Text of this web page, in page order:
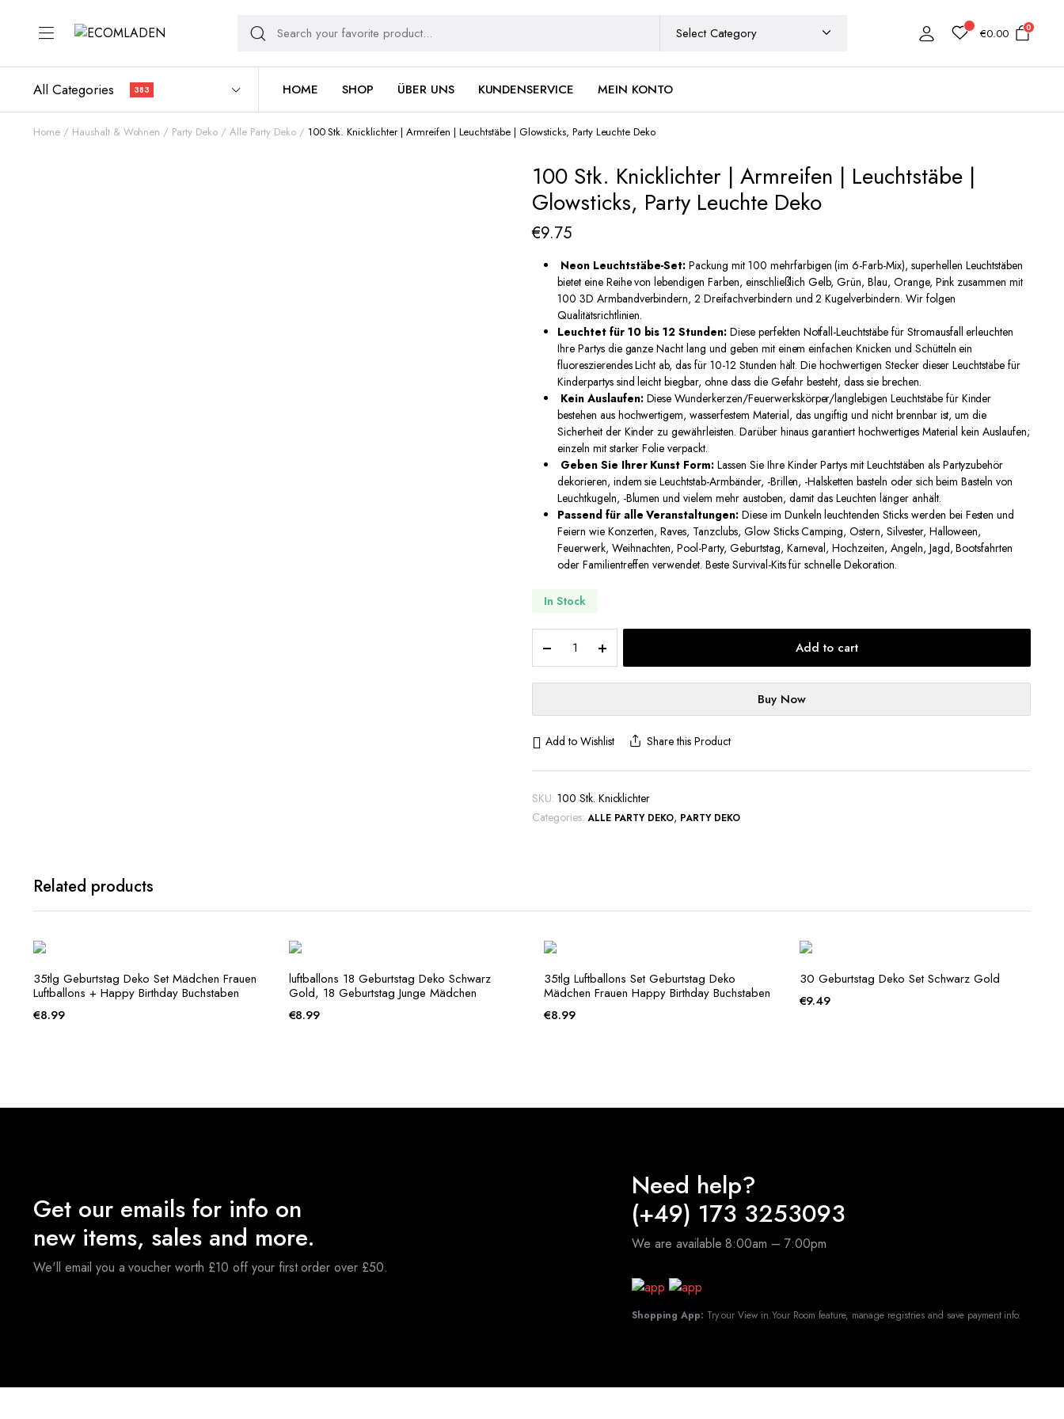
€0.00 0
All Categories 383 HOME SHOP ÜBER UNS KUNDENSERVICE MEIN KONTO
Home Haushalt & Wohnen Party Deko Alle Party Deko 100 Stk. Knicklichter | Armreifen | Leuchtstäbe | Glowsticks, Party Leuchte Deko
100 Stk. Knicklichter | Armreifen | Leuchtstäbe |
Glowsticks, Party Leuchte Deko
€9.75
Neon Leuchtstäbe-Set: Packung mit 100 mehrfarbigen (im 6-Farb-Mix), superhellen Leuchtstäben
bietet eine Reihe von lebendigen Farben, einschließlich Gelb, Grün, Blau, Orange, Pink zusammen mit
100 3D Armbandverbindern, 2 Dreifachverbindern und 2 Kugelverbindern. Wir folgen
Qualitätsrichtlinien.
Leuchtet für 10 bis 12 Stunden: Diese perfekten Notfall-Leuchtstäbe für Stromausfall erleuchten
Ihre Partys die ganze Nacht lang und geben mit einem einfachen Knicken und Schütteln ein
fluoreszierendes Licht ab, das für 10-12 Stunden hält. Die hochwertigen Stecker dieser Leuchtstäbe für
Kinderpartys sind leicht biegbar, ohne dass die Gefahr besteht, dass sie brechen.
Kein Auslaufen:Diese Wunderkerzen/Feuerwerkskörper/langlebigen Leuchtstäbe für Kinder
bestehen aus hochwertigem, wasserfestem Material, das ungiftig und nicht brennbar ist, um die
Sicherheit der Kinder zu gewährleisten. Darüber hinaus garantiert hochwertiges Material kein Auslaufen;
einzeln mit starker Folie verpackt.
Geben Sie Ihrer Kunst Form: Lassen Sie Ihre Kinder Partys mit Leuchtstäben als Partyzubehör
dekorieren, indem sie Leuchtstab-Armbänder, -Brillen, -Halsketten basteln oder sich beim Basteln von
Leuchtkugeln, -Blumen und vielem mehr austoben, damit das Leuchten länger anhält.
Passend für alle Veranstaltungen: Diese im Dunkeln leuchtenden Sticks werden bei Festen und
Feiern wie Konzerten, Raves, Tanzclubs, Glow Sticks Camping, Ostern, Silvester, Halloween,
Feuerwerk, Weihnachten, Pool-Party, Geburtstag, Karneval, Hochzeiten, Angeln, Jagd, Bootsfahrten
oder Familientreffen verwendet. Beste Survival-Kits für schnelle Dekoration.
In Stock
Knicklichter
|
|
Leuchtstäbe
Glowsticks,
Leuchte
Deko
Add to cart
Buy Now
Add to Wishlist Share this Product
SKU: 100 Stk. Knicklichter
Categories: ALLE PARTY DEKO, PARTY DEKO
Related products
35tlg Geburtstag Deko Set Mädchen Frauen
Luftballons + Happy Birthday Buchstaben
€8.99
luftballons 18 Geburtstag Deko Schwarz
Gold, 18 Geburtstag Junge Mädchen
€8.99
35tlg Luftballons Set Geburtstag Deko
Mädchen Frauen Happy Birthday Buchstaben
€8.99
30 Geburtstag Deko Set Schwarz Gold
€9.49
Get our emails for info on
new items, sales and more.
We'll email you a voucher worth £10 off your first order over £50.
Need help?
(+49) 173 3253093
We are available 8:00am – 7:00pm
Shopping App: Try our View in Your Room feature, manage registries and save payment info.